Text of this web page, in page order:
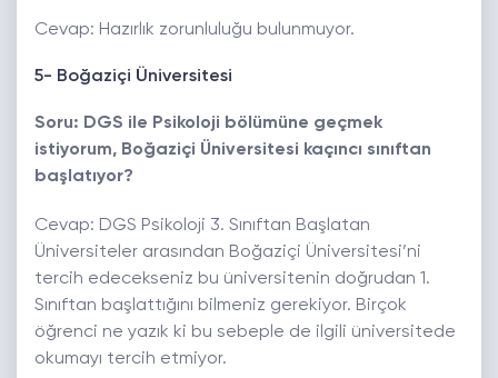
Cevap: Hazırlık zorunluluğu bulunmuyor.
5- Boğaziçi Üniversitesi
Soru: DGS ile Psikoloji bölümüne geçmek
istiyorum, Boğaziçi Üniversitesi kaçıncı sınıftan
başlatıyor?
Cevap: DGS Psikoloji 3. Sınıftan Başlatan
Üniversiteler arasından Boğaziçi Üniversitesi’ni
tercih edecekseniz bu üniversitenin doğrudan 1.
Sınıftan başlattığını bilmeniz gerekiyor. Birçok
öğrenci ne yazık ki bu sebeple de ilgili üniversitede
okumayı tercih etmiyor.